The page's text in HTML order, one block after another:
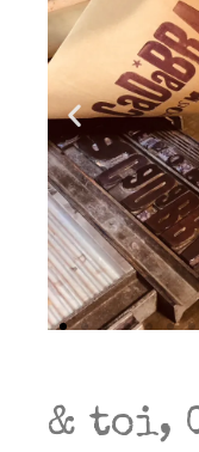
& toi,